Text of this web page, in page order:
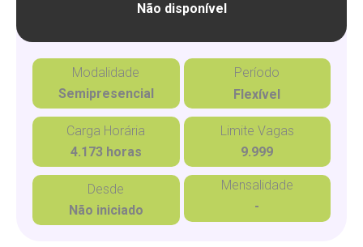
Não disponível
Modalidade
Semipresencial
Período
Flexível
Carga Horária
4.173 horas
Limite Vagas
9.999
Desde
Não iniciado
Mensalidade
-